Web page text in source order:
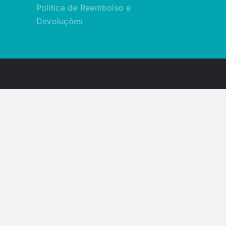
Política de Reembolso e
Devoluções